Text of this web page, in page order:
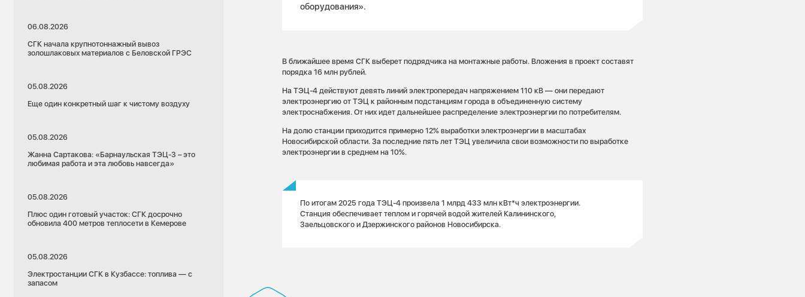
06.08.2026
СГК начала крупнотоннажный вывоз
золошлаковых материалов с Беловской ГРЭС
05.08.2026
Еще один конкретный шаг к чистому воздуху
05.08.2026
Жанна Сартакова: «Барнаульская ТЭЦ-3 – это
любимая работа и эта любовь навсегда»
05.08.2026
Плюс один готовый участок: СГК досрочно
обновила 400 метров теплосети в Кемерове
05.08.2026
Электростанции СГК в Кузбассе: топлива — с
запасом
оборудования».
В ближайшее время СГК выберет подрядчика на монтажные работы. Вложения в проект составят
порядка 16 млн рублей.
На ТЭЦ-4 действуют девять линий электропередач напряжением 110 кВ — они передают
электроэнергию от ТЭЦ к районным подстанциям города в объединенную систему
электроснабжения. От них идет дальнейшее распределение электроэнергии по потребителям.
На долю станции приходится примерно 12% выработки электроэнергии в масштабах
Новосибирской области. За последние пять лет ТЭЦ увеличила свои возможности по выработке
электроэнергии в среднем на 10%.
По итогам 2025 года ТЭЦ-4 произвела 1 млрд 433 млн кВт*ч электроэнергии.
Станция обеспечивает теплом и горячей водой жителей Калининского,
Заельцовского и Дзержинского районов Новосибирска.